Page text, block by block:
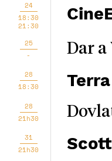
24
18:30
21:30
25
-
Dar a
28
18:30
28
21h30
31
21h30